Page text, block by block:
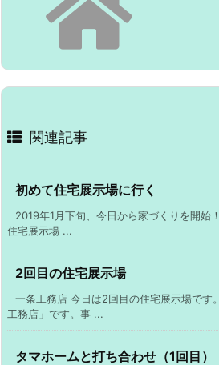
関連記事
初めて住宅展示場に行く
2019年1月下旬、今日から家づくりを開始
住宅展示場 ...
2回目の住宅展示場
一条工務店 今日は2回目の住宅展示場です
工務店」です。事 ...
タマホームと打ち合わせ（1回目）